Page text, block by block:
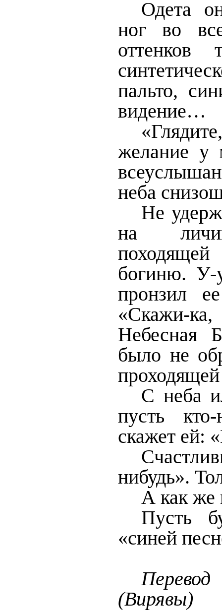
Одета
ног во
оттенков
пальто,
видение…
желание у
неба
Не
на
богиню. У-
пронзил
«Скажи-ка,
Небесная
было не
С неба
пусть
скажет ей:
нибудь».
А как же
Пусть
«синей
(Вирявы)